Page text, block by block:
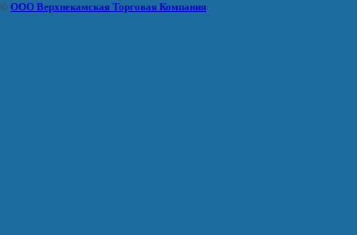
© ООО Верхнекамская Торговая Компания